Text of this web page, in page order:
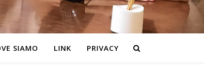
SIAMO LINK PRIVACY